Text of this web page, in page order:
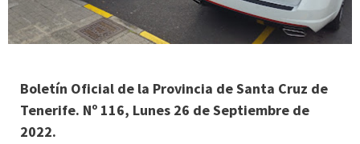
Boletín Oficial de la Provincia de Santa Cruz de
Tenerife. Nº 116, Lunes 26 de Septiembre de
2022.